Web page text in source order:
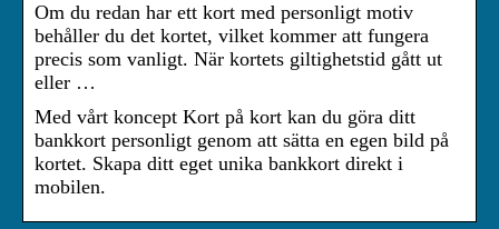
Om du redan har ett kort med personligt motiv
behåller du det kortet, vilket kommer att fungera
precis som vanligt. När kortets giltighetstid gått ut
eller …
Med vårt koncept Kort på kort kan du göra ditt
bankkort personligt genom att sätta en egen bild på
kortet. Skapa ditt eget unika bankkort direkt i
mobilen.